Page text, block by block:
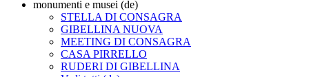
monumenti e musei (de)
STELLA DI CONSAGRA
GIBELLINA NUOVA
MEETING DI CONSAGRA
CASA PIRRELLO
RUDERI DI GIBELLINA